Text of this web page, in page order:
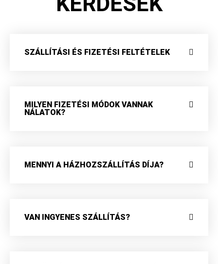
SZÁLLÍTÁSI ÉS FIZETÉSI FELTÉTELEK
MILYEN FIZETÉSI MÓDOK VANNAK
NÁLATOK?
MENNYI A HÁZHOZSZÁLLÍTÁS DÍJA?
VAN INGYENES SZÁLLÍTÁS?